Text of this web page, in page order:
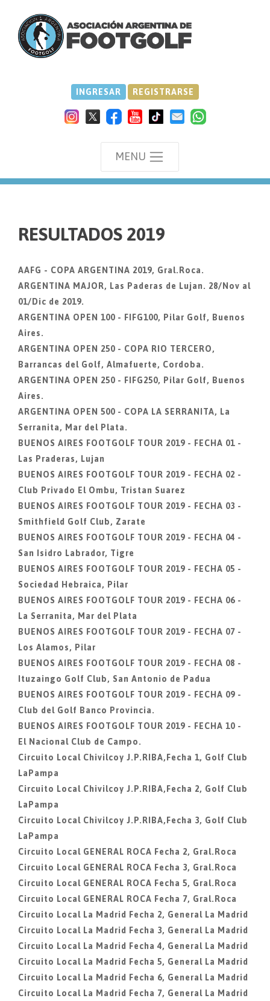
INGRESAR REGISTRARSE
MENU
RESULTADOS 2019
AAFG - COPA ARGENTINA 2019, Gral.Roca.
ARGENTINA MAJOR, Las Paderas de Lujan. 28/Nov al
01/Dic de 2019.
ARGENTINA OPEN 100 - FIFG100, Pilar Golf, Buenos
Aires.
ARGENTINA OPEN 250 - COPA RIO TERCERO,
Barrancas del Golf, Almafuerte, Cordoba.
ARGENTINA OPEN 250 - FIFG250, Pilar Golf, Buenos
Aires.
ARGENTINA OPEN 500 - COPA LA SERRANITA, La
Serranita, Mar del Plata.
BUENOS AIRES FOOTGOLF TOUR 2019 - FECHA 01 -
Las Praderas, Lujan
BUENOS AIRES FOOTGOLF TOUR 2019 - FECHA 02 -
Club Privado El Ombu, Tristan Suarez
BUENOS AIRES FOOTGOLF TOUR 2019 - FECHA 03 -
Smithfield Golf Club, Zarate
BUENOS AIRES FOOTGOLF TOUR 2019 - FECHA 04 -
San Isidro Labrador, Tigre
BUENOS AIRES FOOTGOLF TOUR 2019 - FECHA 05 -
Sociedad Hebraica, Pilar
BUENOS AIRES FOOTGOLF TOUR 2019 - FECHA 06 -
La Serranita, Mar del Plata
BUENOS AIRES FOOTGOLF TOUR 2019 - FECHA 07 -
Los Alamos, Pilar
BUENOS AIRES FOOTGOLF TOUR 2019 - FECHA 08 -
Ituzaingo Golf Club, San Antonio de Padua
BUENOS AIRES FOOTGOLF TOUR 2019 - FECHA 09 -
Club del Golf Banco Provincia.
BUENOS AIRES FOOTGOLF TOUR 2019 - FECHA 10 -
El Nacional Club de Campo.
Circuito Local Chivilcoy J.P.RIBA,Fecha 1, Golf Club
LaPampa
Circuito Local Chivilcoy J.P.RIBA,Fecha 2, Golf Club
LaPampa
Circuito Local Chivilcoy J.P.RIBA,Fecha 3, Golf Club
LaPampa
Circuito Local GENERAL ROCA Fecha 2, Gral.Roca
Circuito Local GENERAL ROCA Fecha 3, Gral.Roca
Circuito Local GENERAL ROCA Fecha 5, Gral.Roca
Circuito Local GENERAL ROCA Fecha 7, Gral.Roca
Circuito Local La Madrid Fecha 2, General La Madrid
Circuito Local La Madrid Fecha 3, General La Madrid
Circuito Local La Madrid Fecha 4, General La Madrid
Circuito Local La Madrid Fecha 5, General La Madrid
Circuito Local La Madrid Fecha 6, General La Madrid
Circuito Local La Madrid Fecha 7, General La Madrid